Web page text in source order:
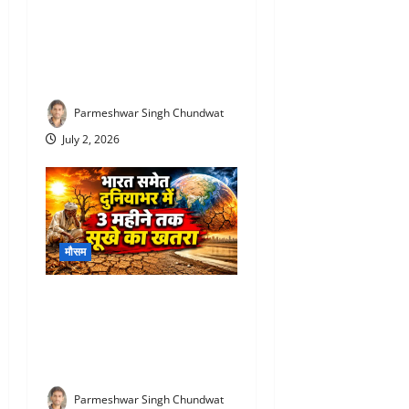
Parmeshwar Singh Chundwat
July 2, 2026
मौसम
Parmeshwar Singh Chundwat